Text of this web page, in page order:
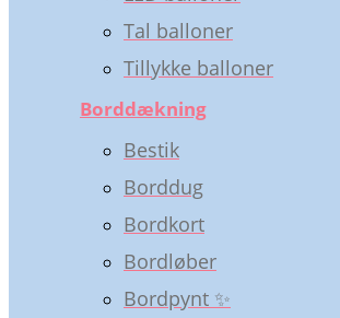
Tal balloner
Tillykke balloner
Borddækning
Bestik
Borddug
Bordkort
Bordløber
Bordpynt ✨